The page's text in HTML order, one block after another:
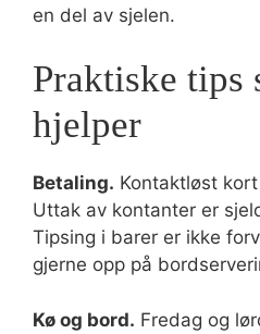
en del av sjelen.
Praktiske tips
hjelper
Betaling. Kontaktløst
Uttak av kontanter er
Tipsing i barer er ikke
gjerne opp på
Kø og bord. Fredag og